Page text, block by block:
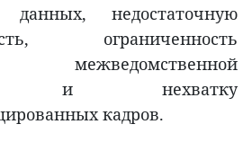
данных, недостаточную
ограниченность
межведомственной
и нехватку
кадров.